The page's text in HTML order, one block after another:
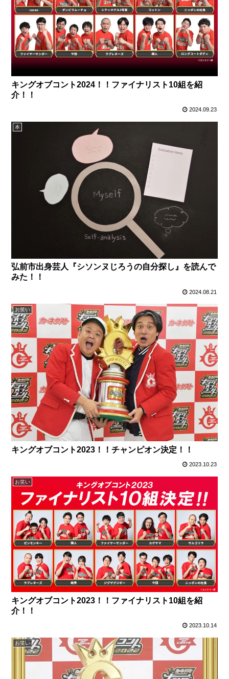
キングオブコント2024！！ファイナリスト10組を紹
介！！
2024.09.23
本
弘前市出身芸人『シソンヌじろうの自分探し』を読んで
みた！！
2024.08.21
お笑い
キングオブコント2023！！チャンピオン決定！！
2023.10.23
お笑い
キングオブコント2023！！ファイナリスト10組を紹
介！！
2023.10.14
お笑い